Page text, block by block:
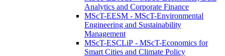
Analytics and Corporate Finance
MScT-EESM - MScT-Environmental
Engineering and Sustainability
Management
MScT-ESCLiP - MScT-Economics for
Smart Cities and Climate Policy